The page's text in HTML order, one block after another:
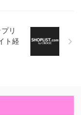
リ
ト経